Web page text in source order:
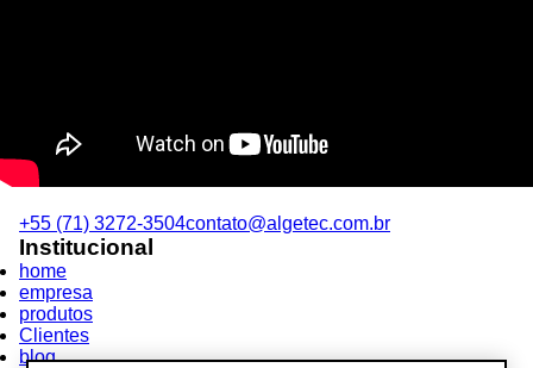
+55 (71) 3272-3504contato@algetec.com.br
Institucional
home
empresa
produtos
Clientes
blog